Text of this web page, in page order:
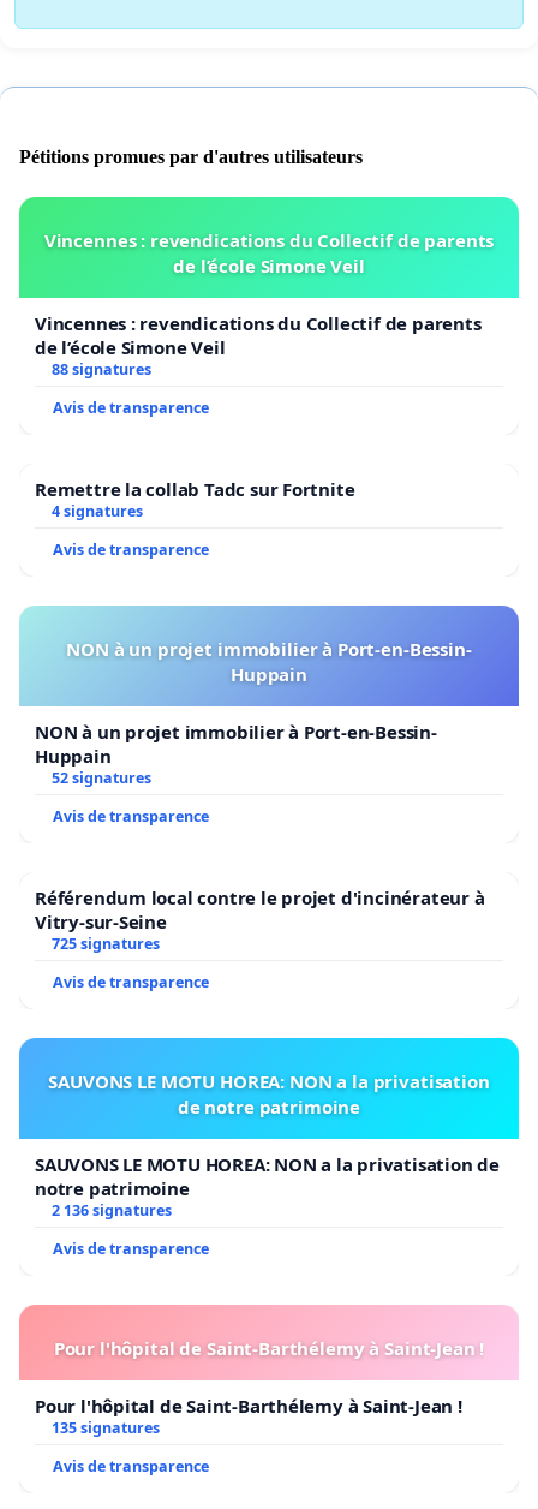
Pétitions promues par d'autres utilisateurs
Vincennes : revendications du Collectif de parents
de l’école Simone Veil
Vincennes : revendications du Collectif de parents
de l’école Simone Veil
88 signatures
Avis de transparence
Remettre la collab Tadc sur Fortnite
4 signatures
Avis de transparence
NON à un projet immobilier à Port-en-Bessin-
Huppain
NON à un projet immobilier à Port-en-Bessin-
Huppain
52 signatures
Avis de transparence
Référendum local contre le projet d'incinérateur à
Vitry-sur-Seine
725 signatures
Avis de transparence
SAUVONS LE MOTU HOREA: NON a la privatisation
de notre patrimoine
SAUVONS LE MOTU HOREA: NON a la privatisation de
notre patrimoine
2 136 signatures
Avis de transparence
Pour l'hôpital de Saint-Barthélemy à Saint-Jean !
Pour l'hôpital de Saint-Barthélemy à Saint-Jean !
135 signatures
Avis de transparence